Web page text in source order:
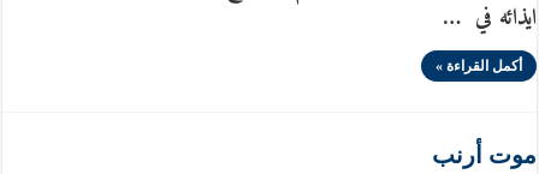
ايذائه في …
أكمل القراءة »
موت أرنب